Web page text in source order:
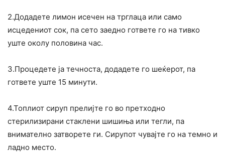
2.Додадете лимон исечен на трглаца или само
исцедениот сок, па сето заедно гответе го на тивко
уште околу половина час.
3.Процедете ја течноста, додадете го шеќерот, па
гответе уште 15 минути.
4.Топлиот сируп прелијте го во претходно
стерилизирани стаклени шишиња или тегли, па
внимателно затворете ги. Сирупот чувајте го на темно и
ладно место.